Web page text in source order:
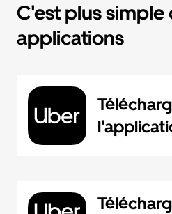
C'est plus simple
applications